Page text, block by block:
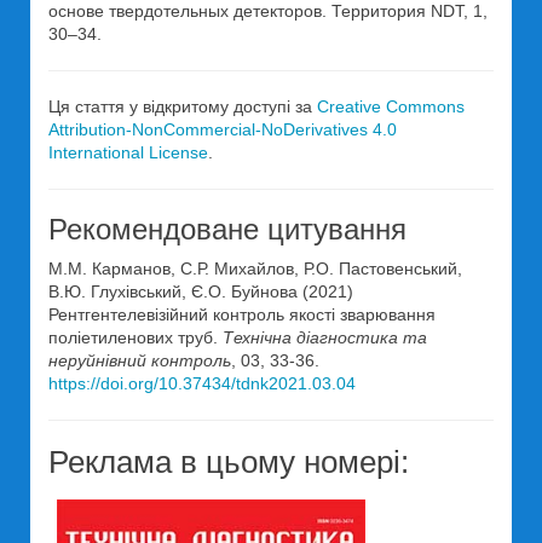
основе твердотельных детекторов. Территория NDT, 1,
30–34.
Ця стаття у відкритому доступі за Creative Commons
Attribution-NonCommercial-NoDerivatives 4.0
International License.
Рекомендоване цитування
М.М. Карманов, С.Р. Михайлов, Р.О. Пастовенський,
В.Ю. Глухівський, Є.О. Буйнова (2021)
Рентгентелевізійний контроль якості зварювання
поліетиленових труб. Технічна діагностика та
неруйнівний контроль, 03, 33-36.
https://doi.org/10.37434/tdnk2021.03.04
Реклама в цьому номері: